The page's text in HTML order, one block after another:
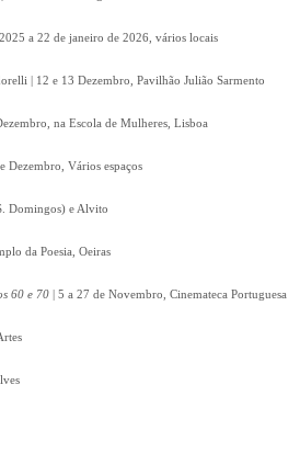
a 22 de janeiro de 2026, vários locais
| 12 e 13 Dezembro, Pavilhão Julião Sarmento
na Escola de Mulheres, Lisboa
Dezembro, Vários espaços
Domingos) e Alvito
da Poesia, Oeiras
60 e 70 | 5 a 27 de Novembro, Cinemateca Portuguesa